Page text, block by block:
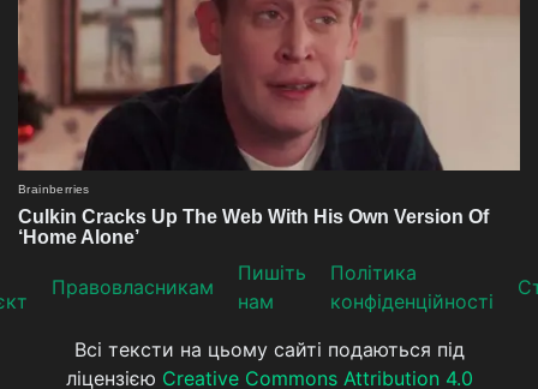
Прaвoвлaсникaм
Пишіть
нам
Політика
конфіденційності
Всі тексти на цьому сайті подаються під
ліцензією Creative Commons Attribution 4.0